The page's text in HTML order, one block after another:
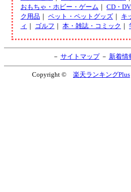
おもちゃ・ホビー・ゲーム ｜ CD・
ク用品 ｜ ペット・ペットグッズ ｜ キ
ィ ｜ ゴルフ ｜ 本・雑誌・コミック ｜
－ サイトマップ－ 新着情
Copyright © 楽天ランキングPlus